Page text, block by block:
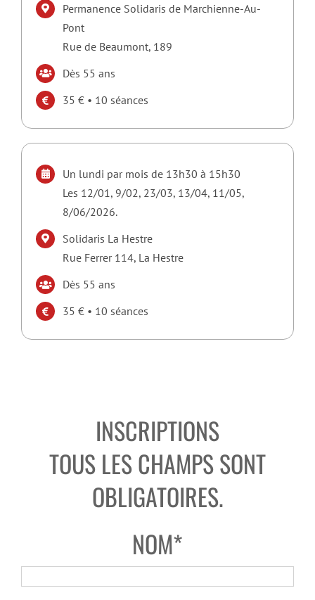
Permanence Solidaris de Marchienne-Au-
Pont
Rue de Beaumont, 189
Dès 55 ans
35 € • 10 séances
Un lundi par mois de 13h30 à 15h30
Les 12/01, 9/02, 23/03, 13/04, 11/05,
8/06/2026.
Solidaris La Hestre
Rue Ferrer 114, La Hestre
Dès 55 ans
35 € • 10 séances
INSCRIPTIONS
TOUS LES CHAMPS SONT
OBLIGATOIRES.
NOM*